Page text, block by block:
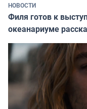
НОВОСТИ
Филя готов к
океанариуме